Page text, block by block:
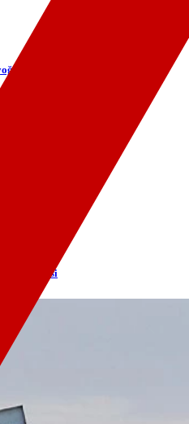
havalimanı oldu
dönemi başlıyor
diplomasisi